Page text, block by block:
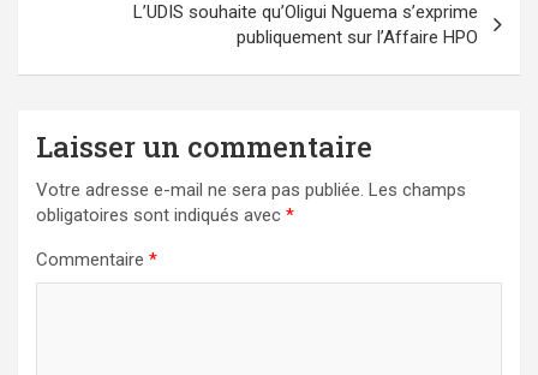
L’UDIS souhaite qu’Oligui Nguema s’exprime
publiquement sur l’Affaire HPO
Laisser un commentaire
Votre adresse e-mail ne sera pas publiée. Les champs
obligatoires sont indiqués avec *
Commentaire *